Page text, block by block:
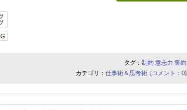
タグ： 制約 意志力 誓約
カテゴリ： 仕事術＆思考術 [コメント：0]